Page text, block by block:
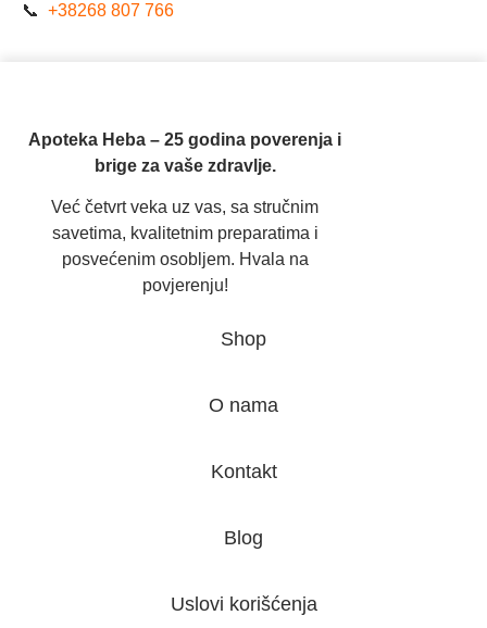
📞 +38268 807 766
Apoteka Heba – 25 godina poverenja i
brige za vaše zdravlje.
Već četvrt veka uz vas, sa stručnim
savetima, kvalitetnim preparatima i
posvećenim osobljem. Hvala na
povjerenju!
Shop
O nama
Kontakt
Blog
Uslovi korišćenja